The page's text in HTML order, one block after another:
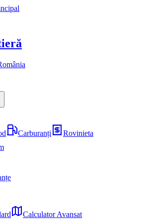
Carburanți
Rovinieta
Calculator Avansat